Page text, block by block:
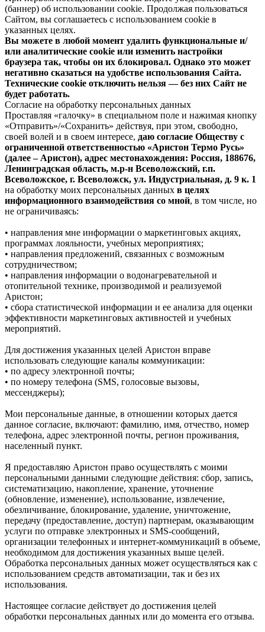
(баннер) об использовании cookie. Продолжая пользоваться
Сайтом, вы соглашаетесь с использованием cookie в
указанных целях.
Вы можете в любой момент удалить функциональные и/
или аналитические cookie или изменить настройки
браузера так, чтобы он их блокировал. Однако это может
негативно сказаться на удобстве использования Сайта.
Технические cookie отключить нельзя — без них Сайт не
будет работать.
Согласие на обработку персональных данных
Проставляя «галочку» в специальном поле и нажимая кнопку
«Отправить»/«Сохранить» действуя, при этом, свободно,
своей волей и в своем интересе, даю согласие Обществу с
ограниченной ответственностью «Аристон Термо Русь»
(далее – Аристон), адрес местонахождения: Россия, 188676,
Ленинградская область, м.р-н Всеволожский, г.п.
Всеволожское, г. Всеволожск, ул. Индустриальная, д. 9 к. 1
на обработку моих персональных данных в целях
информационного взаимодействия со мной, в том числе, но
не ограничиваясь:
• направления мне информации о маркетинговых акциях,
программах лояльности, учебных мероприятиях;
• направления предложений, связанных с возможным
сотрудничеством;
• направления информации о водонагревательной и
отопительной технике, производимой и реализуемой
Аристон;
• сбора статистической информации и ее анализа для оценки
эффективности маркетинговых активностей и учебных
мероприятий.
Для достижения указанных целей Аристон вправе
использовать следующие каналы коммуникации:
• по адресу электронной почты;
• по номеру телефона (SMS, голосовые вызовы,
мессенджеры);
Мои персональные данные, в отношении которых дается
данное согласие, включают: фамилию, имя, отчество, номер
телефона, адрес электронной почты, регион проживания,
населенный пункт.
Я предоставляю Аристон право осуществлять с моими
персональными данными следующие действия: сбор, запись,
систематизацию, накопление, хранение, уточнение
(обновление, изменение), использование, извлечение,
обезличивание, блокирование, удаление, уничтожение,
передачу (предоставление, доступ) партнерам, оказывающим
услуги по отправке электронных и SMS‑сообщений,
организации телефонных и интернет‑коммуникаций в объеме,
необходимом для достижения указанных выше целей.
Обработка персональных данных может осуществляться как с
использованием средств автоматизации, так и без их
использования.
Настоящее согласие действует до достижения целей
обработки персональных данных или до момента его отзыва.